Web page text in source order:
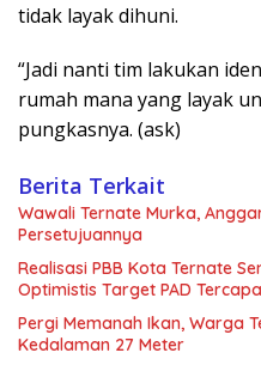
tidak layak dihuni.
“Jadi nanti tim lakukan
rumah mana yang layak
pungkasnya. (ask)
Berita Terkait
Wawali Ternate Murka,
Persetujuannya
Realisasi PBB Kota Ternate
Optimistis Target PAD
Pergi Memanah Ikan, Warga
Kedalaman 27 Meter